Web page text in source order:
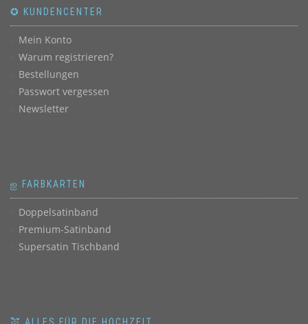
✪ KUNDENCENTER
Mein Konto
Warum registrieren?
Bestellungen
Passwort vergessen
Newsletter
ஐ FARBKARTEN
Doppelsatinband
Premium-Satinband
Supersatin Tischband
💒 ALLES FÜR DIE HOCHZEIT